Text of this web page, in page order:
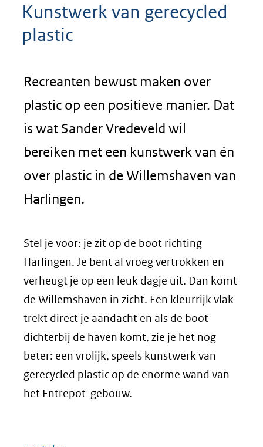
Kunstwerk van gerecycled
plastic
Recreanten bewust maken over
plastic op een positieve manier. Dat
is wat Sander Vredeveld wil
bereiken met een kunstwerk van én
over plastic in de Willemshaven van
Harlingen.
Stel je voor: je zit op de boot richting
Harlingen. Je bent al vroeg vertrokken en
verheugt je op een leuk dagje uit. Dan komt
de Willemshaven in zicht. Een kleurrijk vlak
trekt direct je aandacht en als de boot
dichterbij de haven komt, zie je het nog
beter: een vrolijk, speels kunstwerk van
gerecycled plastic op de enorme wand van
het Entrepot-gebouw.